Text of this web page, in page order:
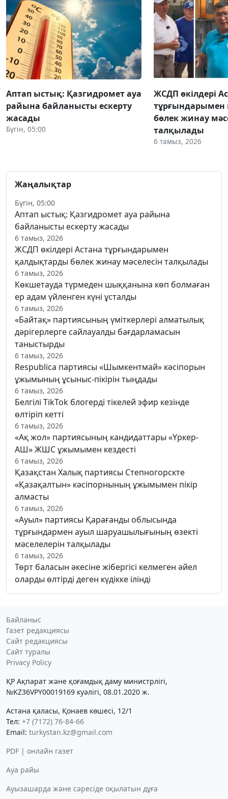
Аптап ыстық: Қазгидромет ауа
райына байланысты ескерту
жасады
Бүгін, 05:00
ЖСДП өкілдері
бөлек жинау
талқылады
6 тамыз, 2026
Жаңалықтар
Бүгін, 05:00
Аптап ыстық: Қазгидромет ауа райына
байланысты ескерту жасады
6 тамыз, 2026
ЖСДП өкілдері Астана тұрғындарымен
қалдықтарды бөлек жинау мәселесін талқылады
6 тамыз, 2026
Көкшетауда түрмеден шыққанына көп болмаған
ер адам үйленген күні ұсталды
6 тамыз, 2026
«Байтақ» партиясының үміткерлері алматылық
дәрігерлерге сайлауалды бағдарламасын
таныстырды
6 тамыз, 2026
Respublica партиясы «Шымкентмай» кәсіпорын
ұжымының ұсыныс-пікірін тыңдады
6 тамыз, 2026
Белгілі TikTok блогерді тікелей эфир кезінде
өлтіріп кетті
6 тамыз, 2026
«Ақ жол» партиясының кандидаттары «Үркер-
АШ» ЖШС ұжымымен кездесті
6 тамыз, 2026
Қазақстан Халық партиясы Степногорскте
«Қазақалтын» кәсіпорнының ұжымымен пікір
алмасты
6 тамыз, 2026
«Ауыл» партиясы Қарағанды облысында
тұрғындармен ауыл шаруашылығының өзекті
мәселелерін талқылады
6 тамыз, 2026
Төрт баласын әкесіне жібергісі келмеген әйел
оларды өлтірді деген күдікке ілінді
Байланыс
Газет редакциясы
Сайт редакциясы
Сайт туралы
Privacy Policy
ҚР Ақпарат және қоғамдық даму министрлігі,
№KZ36VPY00019169 куәлігі, 08.01.2020 ж.
Астана қаласы, Қонаев көшесі, 12/1
Тел: +7 (7172) 76-84-66
Email: turkystan.kz@gmail.com
PDF | онлайн газет
Ауа райы
Ауызашарда және сәресіде оқылатын дұға